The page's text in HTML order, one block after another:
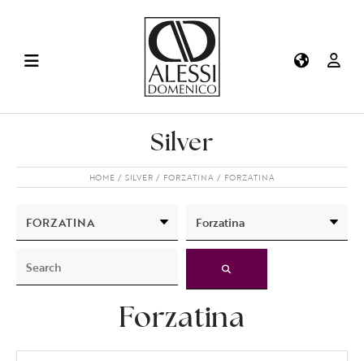
Silver
HOME SILVER FORZATINA FORZATINA
Forzatina